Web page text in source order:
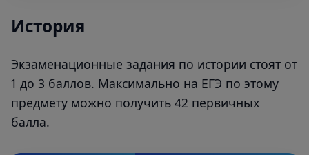
История
Экзаменационные задания по истории стоят от
1 до 3 баллов. Максимально на ЕГЭ по этому
предмету можно получить 42 первичных
балла.